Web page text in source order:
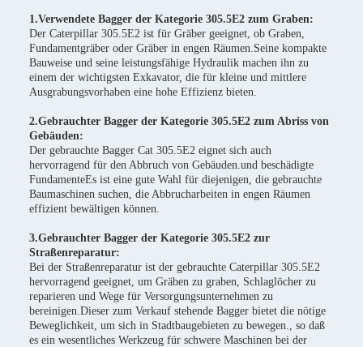
1.Verwendete Bagger der Kategorie 305.5E2 zum Graben:
Der Caterpillar 305.5E2 ist für Gräber geeignet, ob Graben,
Fundamentgräber oder Gräber in engen Räumen.Seine kompakte
Bauweise und seine leistungsfähige Hydraulik machen ihn zu
einem der wichtigsten Exkavator, die für kleine und mittlere
Ausgrabungsvorhaben eine hohe Effizienz bieten.
2.Gebrauchter Bagger der Kategorie 305.5E2 zum Abriss von
Gebäuden:
Der gebrauchte Bagger Cat 305.5E2 eignet sich auch
hervorragend für den Abbruch von Gebäuden.und beschädigte
FundamenteEs ist eine gute Wahl für diejenigen, die gebrauchte
Baumaschinen suchen, die Abbrucharbeiten in engen Räumen
effizient bewältigen können.
3.Gebrauchter Bagger der Kategorie 305.5E2 zur
Straßenreparatur:
Bei der Straßenreparatur ist der gebrauchte Caterpillar 305.5E2
hervorragend geeignet, um Gräben zu graben, Schlaglöcher zu
reparieren und Wege für Versorgungsunternehmen zu
bereinigen.Dieser zum Verkauf stehende Bagger bietet die nötige
Beweglichkeit, um sich in Stadtbaugebieten zu bewegen., so daß
es ein wesentliches Werkzeug für schwere Maschinen bei der